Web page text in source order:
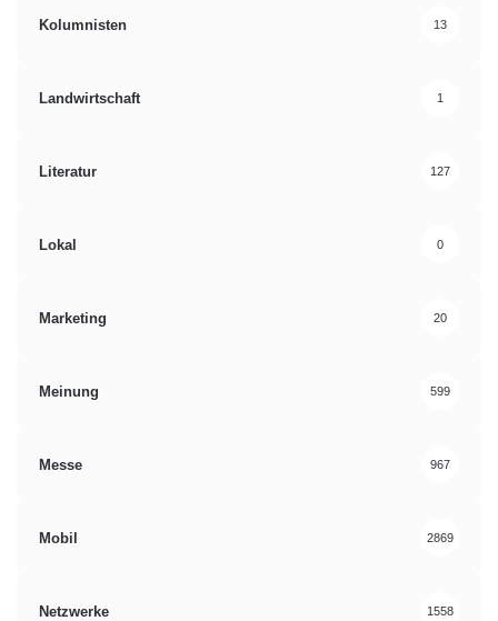
Kolumnisten 13
Landwirtschaft 1
Literatur 127
Lokal 0
Marketing 20
Meinung 599
Messe 967
Mobil 2869
Netzwerke 1558